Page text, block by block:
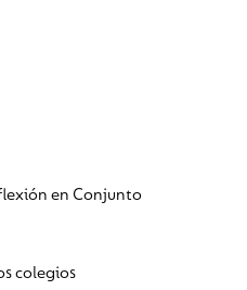
en Conjunto
colegios